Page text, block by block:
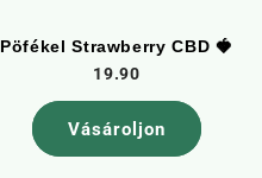
Pöfékel Strawberry CBD 🍓
19.90
Vásároljon